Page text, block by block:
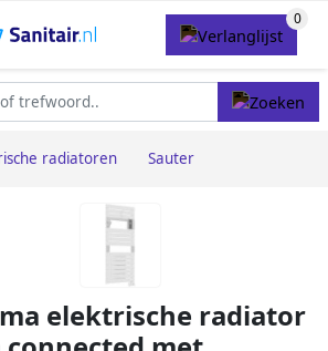
radiatoren Sauter
elektrische radiator